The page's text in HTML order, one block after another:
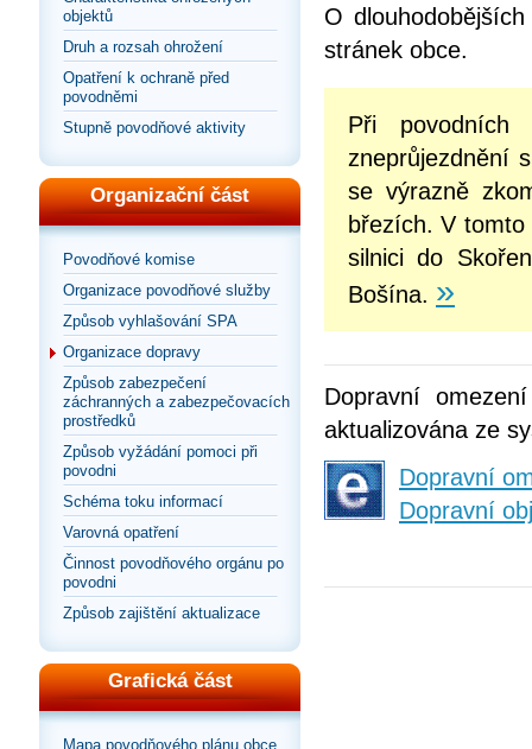
objektů
Druh a rozsah ohrožení
Opatření k ochraně před
povodněmi
Stupně povodňové aktivity
Organizační část
Povodňové komise
Organizace povodňové služby
Způsob vyhlašování SPA
Organizace dopravy
Způsob zabezpečení
záchranných a zabezpečovacích
prostředků
Způsob vyžádání pomoci při
povodni
Schéma toku informací
Varovná opatření
Činnost povodňového orgánu po
povodni
Způsob zajištění aktualizace
Grafická část
Mapa povodňového plánu obce
O
stránek obce.
Při
zneprůjezdnění
se výrazně
březích. V
silnici do
Bošína. »
Dopravní
aktualizována ze
Dopravní
Dopravní